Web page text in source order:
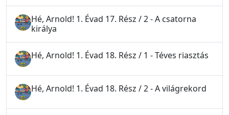
Hé, Arnold! 1. Évad 17. Rész / 2 - A csatorna
királya
Hé, Arnold! 1. Évad 18. Rész / 1 - Téves riasztás
Hé, Arnold! 1. Évad 18. Rész / 2 - A világrekord